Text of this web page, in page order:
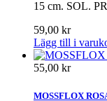
15 cm. SOL.
59,00 kr
Lägg till i
55,00 kr
MOSSFLOX